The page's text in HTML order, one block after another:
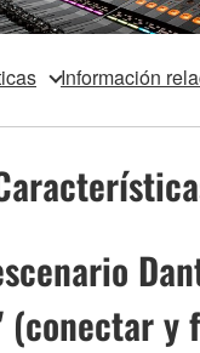
Información
(conectar y